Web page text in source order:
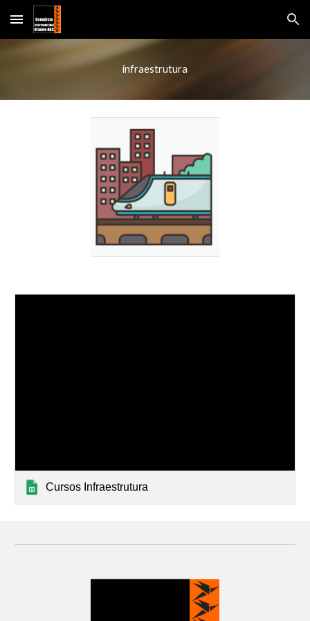
Skip to main content Skip to navigation
infraestrutura
Cursos Infraestrutura